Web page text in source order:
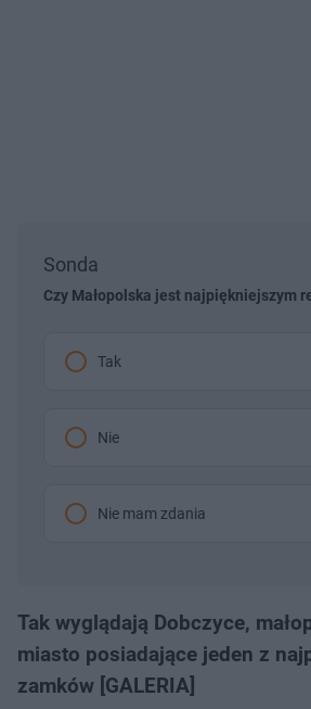
Sonda
Czy Małopolska jest najpiękniejszym
Tak
Nie
Nie mam zdania
Tak wyglądają Dobczyce,
miasto posiadające jeden z
zamków [GALERIA]